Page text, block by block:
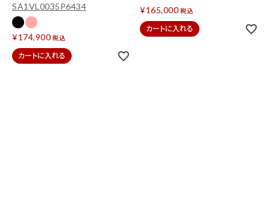
SA1VL0035P6434
¥174,900 税込
カートに入れる
¥165,000 税込
カートに入れる